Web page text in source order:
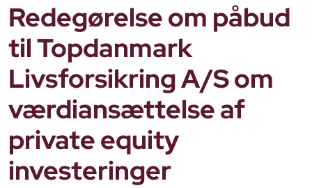
Redegørelse om påbud
til Topdanmark
Livsforsikring A/S om
værdiansættelse af
private equity
investeringer